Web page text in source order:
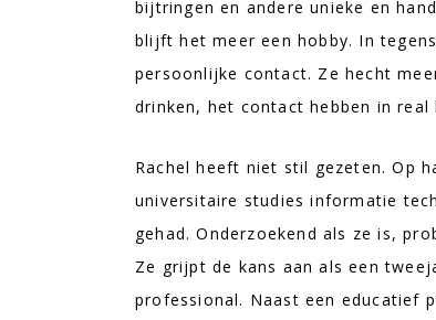
bijtringen en andere unieke en
blijft het meer een hobby. In
persoonlijke contact. Ze hecht
drinken, het contact hebben in real
Rachel heeft niet stil gezeten. Op
universitaire studies informatie
gehad. Onderzoekend als ze is,
Ze grijpt de kans aan als een
professional. Naast een educatief